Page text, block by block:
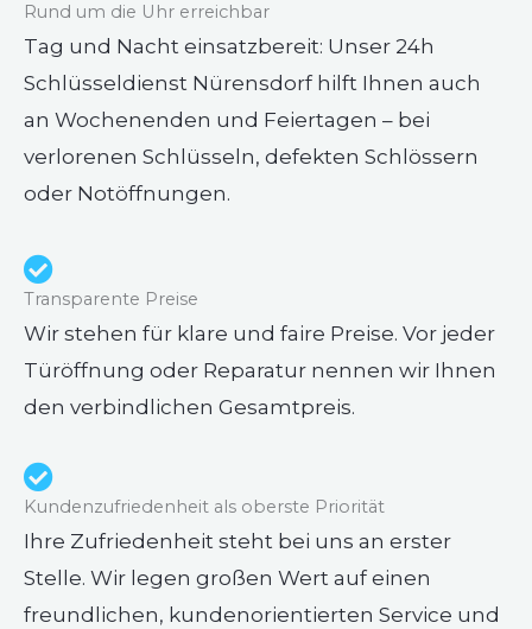
Rund um die Uhr erreichbar
Tag und Nacht einsatzbereit: Unser 24h
Schlüsseldienst Nürensdorf hilft Ihnen auch
an Wochenenden und Feiertagen – bei
verlorenen Schlüsseln, defekten Schlössern
oder Notöffnungen.
Transparente Preise
Wir stehen für klare und faire Preise. Vor jeder
Türöffnung oder Reparatur nennen wir Ihnen
den verbindlichen Gesamtpreis.
Kundenzufriedenheit als oberste Priorität
Ihre Zufriedenheit steht bei uns an erster
Stelle. Wir legen großen Wert auf einen
freundlichen, kundenorientierten Service und